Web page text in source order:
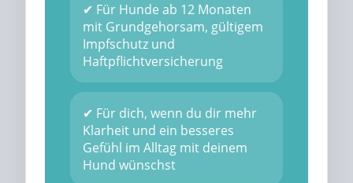
✔ Für Hunde ab 12 Monaten
mit Grundgehorsam, gültigem
Impfschutz und
Haftpflichtversicherung
✔ Für dich, wenn du dir mehr
Klarheit und ein besseres
Gefühl im Alltag mit deinem
Hund wünschst